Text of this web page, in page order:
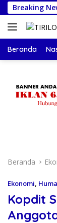
Langsung
ke
konten
Breaking
Remaja
Beranda
Beranda
Ekonomi,
Kopdit